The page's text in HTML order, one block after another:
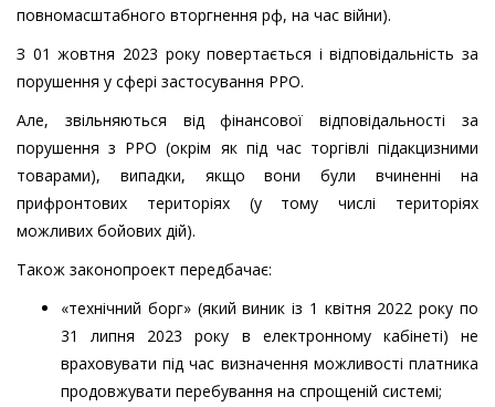
повномасштабного вторгнення рф, на час війни).
З 01 жовтня 2023 року повертається і відповідальність за
порушення у сфері застосування РРО.
Але, звільняються від фінансової відповідальності за
порушення з РРО (окрім як під час торгівлі підакцизними
товарами), випадки, якщо вони були вчиненні на
прифронтових територіях (у тому числі територіях
можливих бойових дій).
Також законопроект передбачає:
«технічний борг» (який виник із 1 квітня 2022 року по
31 липня 2023 року в електронному кабінеті) не
враховувати під час визначення можливості платника
продовжувати перебування на спрощеній системі;